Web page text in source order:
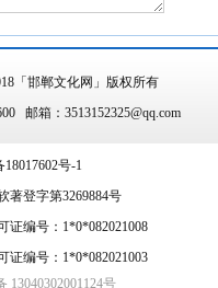
「邯郸文化网」版权所有
邮箱：3513152325@qq.com
18017602号-1
著登字第3269884号
证编号：1*0*082021008
证编号：1*0*082021003
13040302001124号